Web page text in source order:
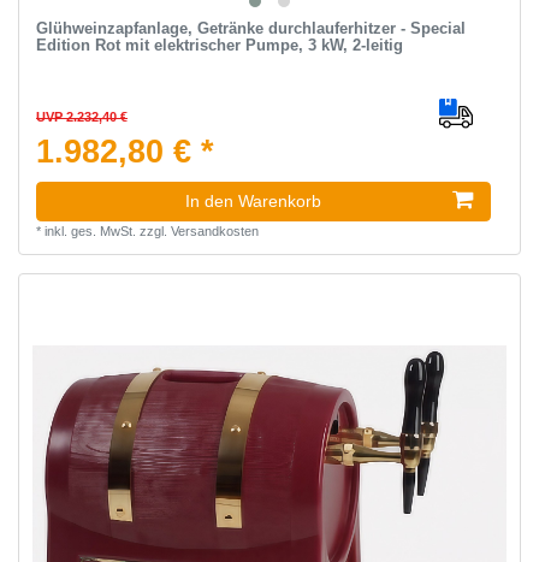
Glühweinzapfanlage, Getränke durchlauferhitzer - Special
Edition Rot mit elektrischer Pumpe, 3 kW, 2-leitig
UVP 2.232,40 €
1.982,80 € *
In den Warenkorb
* inkl. ges. MwSt. zzgl. Versandkosten